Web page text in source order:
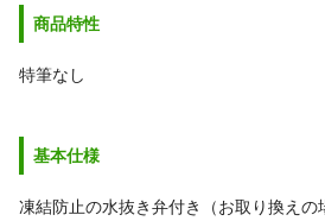
商品特性
特筆なし
基本仕様
凍結防止の水抜き弁付き（お取り換え